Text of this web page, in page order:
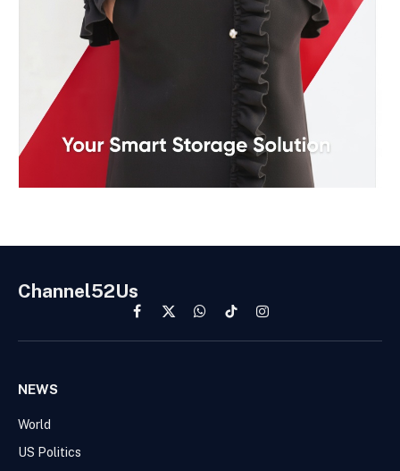
Channel52Us
Facebook
X
(Twitter)
WhatsApp
TikTokInstagram
NEWS
World
US Politics